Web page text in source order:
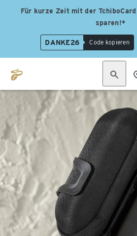
Für kurze Zeit mit der
sparen!*
DANKE26 Code kopieren